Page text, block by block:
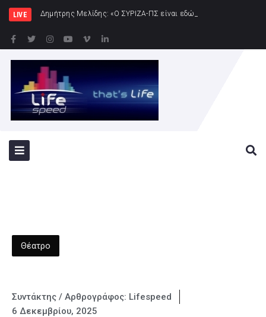
LIVE
Θέατρο
Συντάκτης / Αρθρογράφος: Lifespeed
6 Δεκεμβρίου, 2025